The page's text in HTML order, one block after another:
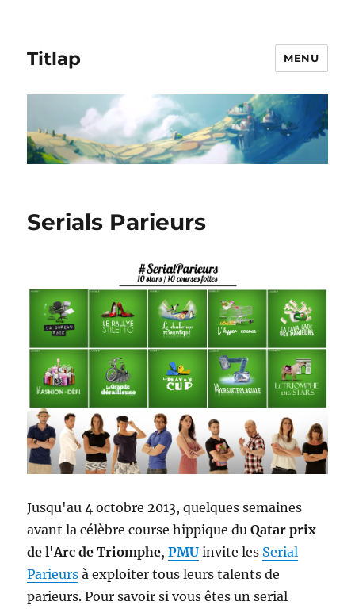
Titlap MENU
Serials Parieurs
Jusqu'au 4 octobre 2013, quelques semaines
avant la célèbre course hippique du Qatar prix
de l'Arc de Triomphe,PMU invite les Serial
Parieurs à exploiter tous leurs talents de
parieurs. Pour savoir si vous êtes un serial